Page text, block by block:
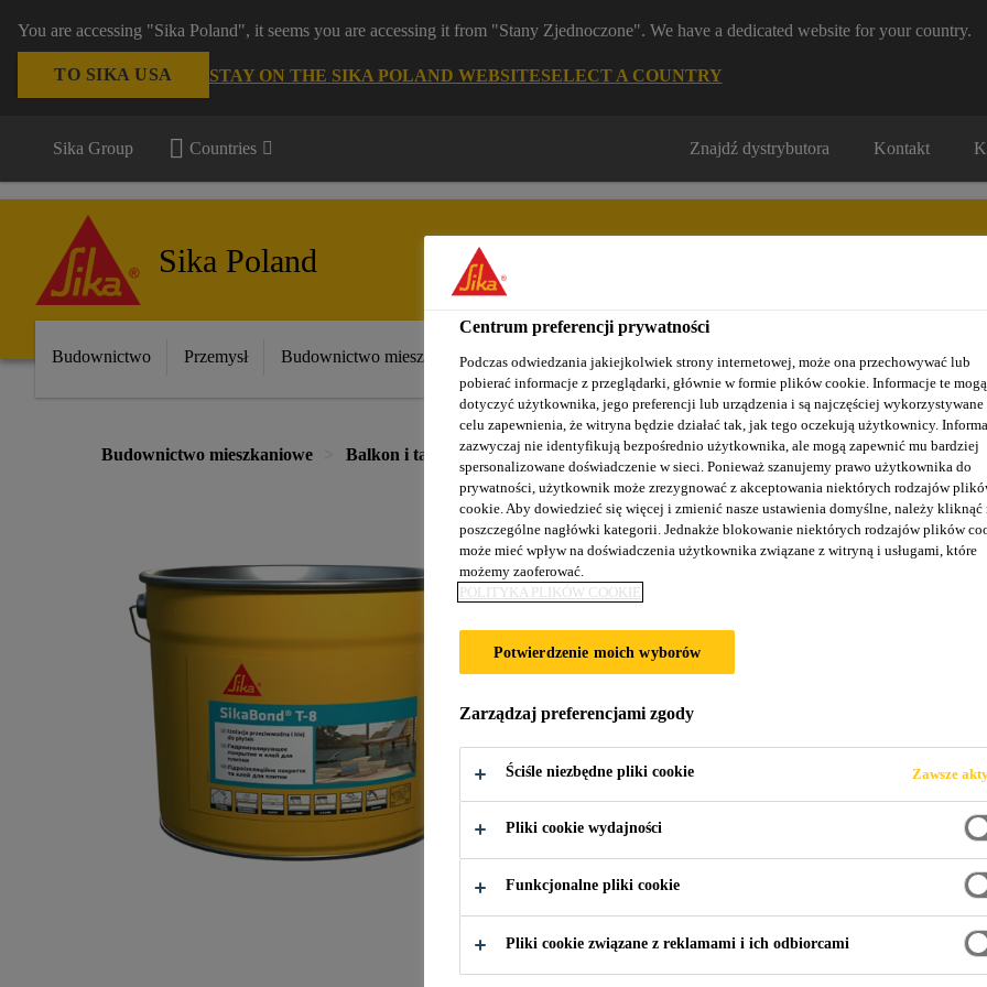
You are accessing "Sika Poland", it seems you are accessing it from "Stany Zjednoczone". We have a dedicated website for your country.
TO SIKA USA STAY ON THE SIKA POLAND WEBSITESELECT A COUNTRY
Sika Group Countries Znajdź dystrybutora Kontakt
Sika Poland
Budownictwo Przemysł Budownictwo mieszkaniowe Nasze realizacje Baza wiedzy / Dokumentacja Szkolenia
Budownictwo mieszkaniowe Balkon i taras Balkon z płytkami - klej żywiczny SikaBond® T-8
SikaBond® T-8
Elastyczny materiał do klejenia płytek i
SikaBond® T-8 jest jednoskładnikowym
przeciwwodnej.
Szybkie wiązanie
Jeden materiał do uszczelniania i klejenia
Tworzy warstwę izolacji
Centrum preferencji prywatności
Podczas odwiedzania jakiejkolwiek strony internetowej, może ona przechowywać lub
pobierać informacje z przeglądarki, głównie w formie plików cookie. Informacje te mogą
dotyczyć użytkownika, jego preferencji lub urządzenia i są najczęściej wykorzystywane
celu zapewnienia, że witryna będzie działać tak, jak tego oczekują użytkownicy.
zazwyczaj nie identyfikują bezpośrednio użytkownika, ale mogą zapewnić mu bardziej
spersonalizowane doświadczenie w sieci. Ponieważ szanujemy prawo użytkownika do
prywatności, użytkownik może zrezygnować z akceptowania niektórych rodzajów
cookie. Aby dowiedzieć się więcej i zmienić nasze ustawienia domyślne, należy kliknąć
poszczególne nagłówki kategorii. Jednakże blokowanie niektórych rodzajów plików
może mieć wpływ na doświadczenia użytkownika związane z witryną i usługami, które
możemy zaoferować.
POLITYKA PLIKÓW COOKIE
Potwierdzenie moich wyborów
Zarządzaj preferencjami zgody
Ściśle niezbędne pliki cookie Zawsze
Pliki cookie wydajności
Funkcjonalne pliki cookie
Pliki cookie związane z reklamami i ich odbiorcami